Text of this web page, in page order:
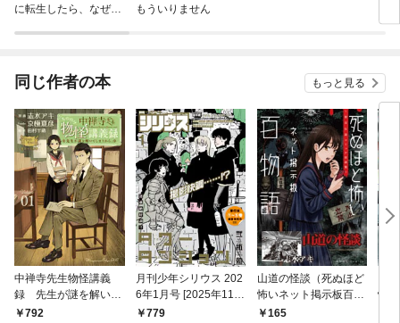
に転生したら、なぜか
もういりません
今
同じ作者の本 もっと見る
中禅寺先生物怪講義
録 先生が謎を解いて
しまうから。（１）
792
月刊少年シリウス 202
6年1月号 [2025年11月
26日発売]
779
山道の怪談（死ぬほど
怖いネット掲示板百物
語～都市伝説コミック
165
怖